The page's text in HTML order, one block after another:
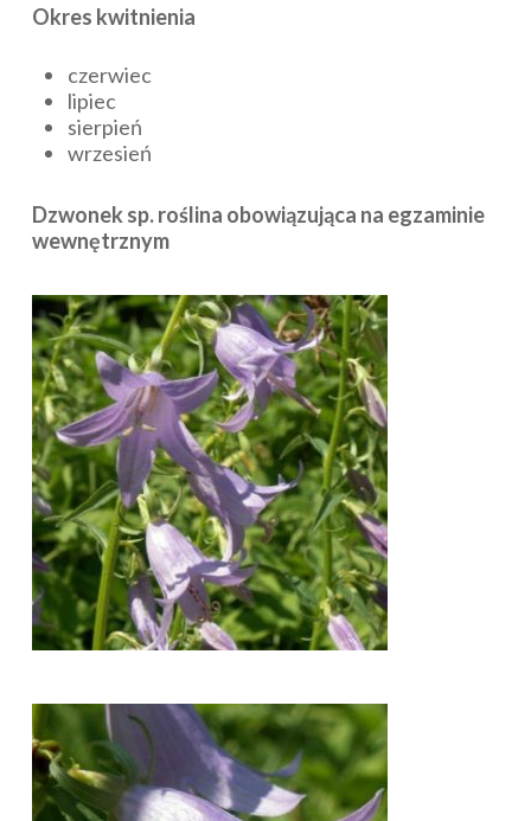
Okres kwitnienia
czerwiec
lipiec
sierpień
wrzesień
Dzwonek sp. roślina obowiązująca na egzaminie
wewnętrznym